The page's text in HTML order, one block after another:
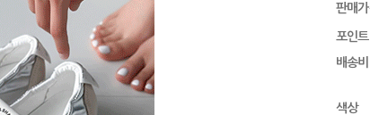
판매
포인트
배송비
색상